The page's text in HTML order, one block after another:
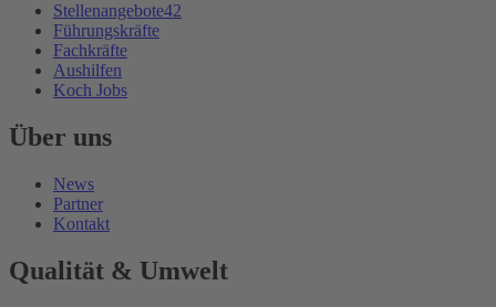
Stellenangebote42
Führungskräfte
Fachkräfte
Aushilfen
Koch Jobs
Über uns
News
Partner
Kontakt
Qualität & Umwelt